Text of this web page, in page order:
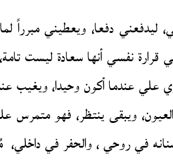
دفعا، ويعطيني مبرراً
نفسي أنها سعادة ليست
علي عندما أكون وحيدا،
ويبقى ينتظر، فهو متمرس
في روحي ، والحفر في